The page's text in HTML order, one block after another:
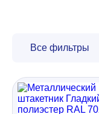
Забор
Все фильтры